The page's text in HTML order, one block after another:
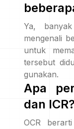
Ya,
mengenali
untuk
tersebut
gunakan.
Apa
dan ICR?
OCR